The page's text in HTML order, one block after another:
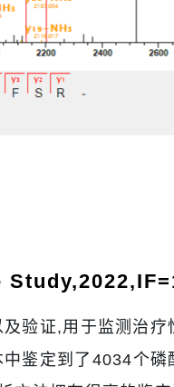
验证,用于监测治
鉴定到了4034个